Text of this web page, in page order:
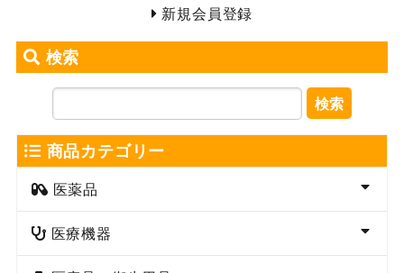
新規会員登録
検索
検索
商品カテゴリー
医薬品
医療機器